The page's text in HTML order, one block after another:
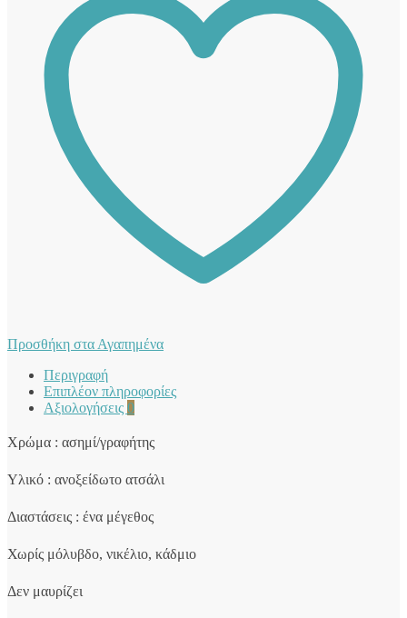
Προσθήκη στα Αγαπημένα
Περιγραφή
Επιπλέον πληροφορίες
Αξιολογήσεις 0
Χρώμα : ασημί/γραφήτης
Υλικό : ανοξείδωτο ατσάλι
Διαστάσεις : ένα μέγεθος
Χωρίς μόλυβδο, νικέλιο, κάδμιο
Δεν μαυρίζει